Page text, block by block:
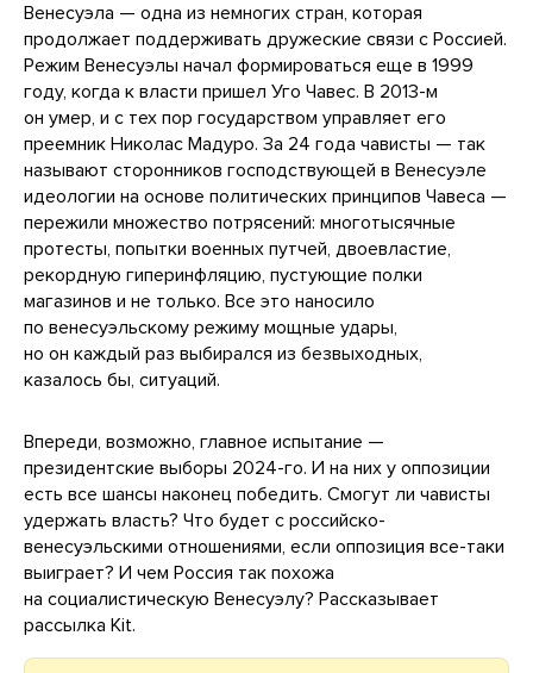
Венесуэла — одна из немногих стран, которая
продолжает поддерживать дружеские связи с Россией.
Режим Венесуэлы начал формироваться еще в 1999
году, когда к власти пришел Уго Чавес. В 2013-м
он умер, и с тех пор государством управляет его
преемник Николас Мадуро. За 24 года чависты — так
называют сторонников господствующей в Венесуэле
идеологии на основе политических принципов Чавеса —
пережили множество потрясений: многотысячные
протесты, попытки военных путчей, двоевластие,
рекордную гиперинфляцию, пустующие полки
магазинов и не только. Все это наносило
по венесуэльскому режиму мощные удары,
но он каждый раз выбирался из безвыходных,
казалось бы, ситуаций.
Впереди, возможно, главное испытание —
президентские выборы 2024-го. И на них у оппозиции
есть все шансы наконец победить. Смогут ли чависты
удержать власть? Что будет с российско-
венесуэльскими отношениями, если оппозиция все-таки
выиграет? И чем Россия так похожа
на социалистическую Венесуэлу? Рассказывает
рассылка Kit.